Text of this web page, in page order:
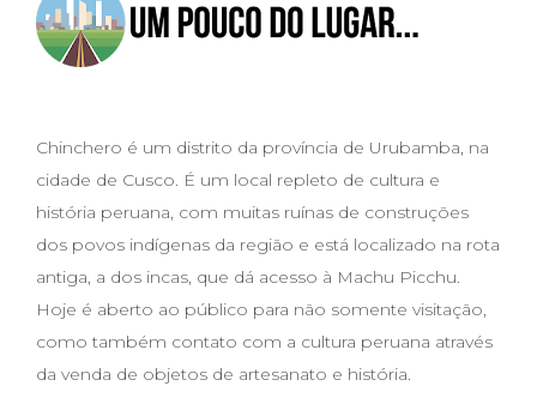
Chinchero é um distrito da província de Urubamba, na
cidade de Cusco. É um local repleto de cultura e
história peruana, com muitas ruínas de construções
dos povos indígenas da região e está localizado na rota
antiga, a dos incas, que dá acesso à Machu Picchu.
Hoje é aberto ao público para não somente visitação,
como também contato com a cultura peruana através
da venda de objetos de artesanato e história.